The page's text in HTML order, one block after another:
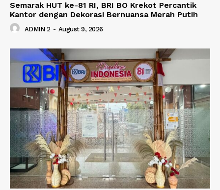
Semarak HUT ke-81 RI, BRI BO Krekot Percantik
Kantor dengan Dekorasi Bernuansa Merah Putih
ADMIN 2 - August 9, 2026